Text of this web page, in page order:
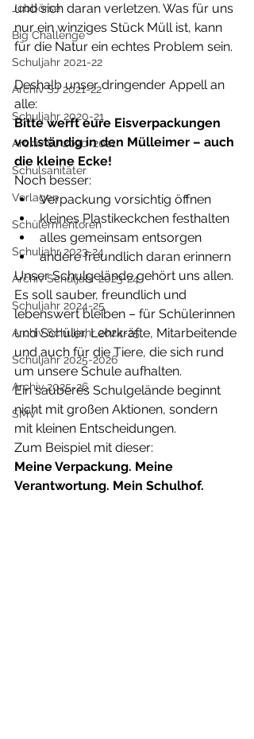
Jobbörse
Big Challenge
Schuljahr 2021-22
Archiv SJ 2021-22
Schuljahr 2020-21
Archiv SJ 2020-2021
Schulsanitäter
Vorlagen
Schülermentoren
Schuljahr 2023-24
Archiv Schuljahr 2023-24
Schuljahr 2024-25
Archiv Schuljahr 2024-25
Schuljahr 2025-2026
Archiv 2025-26
SMV
und sich daran verletzen. Was für uns
nur ein winziges Stück Müll ist, kann
für die Natur ein echtes Problem sein.
Deshalb unser dringender Appell an
alle:
Bitte werft eure Eisverpackungen
vollständig in den Mülleimer – auch
die kleine Ecke!
Noch besser:
Verpackung vorsichtig öffnen
kleines Plastikeckchen festhalten
alles gemeinsam entsorgen
andere freundlich daran erinnern
Unser Schulgelände gehört uns allen.
Es soll sauber, freundlich und
lebenswert bleiben – für Schülerinnen
und Schüler, Lehrkräfte, Mitarbeitende
und auch für die Tiere, die sich rund
um unsere Schule aufhalten.
Ein sauberes Schulgelände beginnt
nicht mit großen Aktionen, sondern
mit kleinen Entscheidungen.
Zum Beispiel mit dieser:
Meine Verpackung. Meine
Verantwortung. Mein Schulhof.